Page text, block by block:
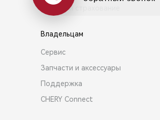
Кредит и страхование
Владельцам
Сервис
Запчасти и аксессуары
Поддержка
CHERY Connect